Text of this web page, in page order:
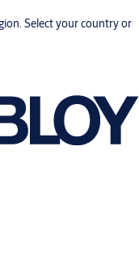
Select your country or